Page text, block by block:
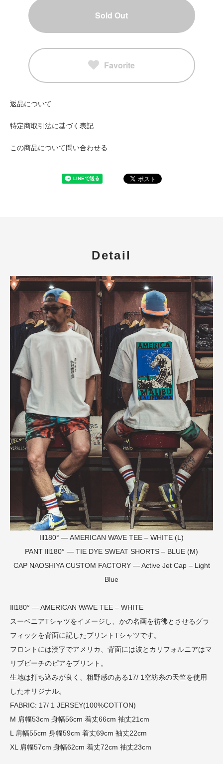
Sold Out
Favorite
返品について
特定商取引法に基づく表記
この商品について問い合わせる
Detail
Ill180° — AMERICAN WAVE TEE – WHITE (L)
PANT Ill180° — TIE DYE SWEAT SHORTS – BLUE (M)
CAP NAOSHIYA CUSTOM FACTORY — Active Jet Cap – Light
Blue
Ill180° — AMERICAN WAVE TEE – WHITE
スーベニアTシャツをイメージし、かの名画を彷彿とさせるグラ
フィックを背面に記したプリントTシャツです。
フロントには漢字でアメリカ、背面には波とカリフォルニアはマ
リブビーチのピアをプリント。
生地は打ち込みが良く、粗野感のある17/ 1空紡糸の天竺を使用
したオリジナル。
FABRIC: 17/ 1 JERSEY(100%COTTON)
M 肩幅53cm 身幅56cm 着丈66cm 袖丈21cm
L 肩幅55cm 身幅59cm 着丈69cm 袖丈22cm
XL 肩幅57cm 身幅62cm 着丈72cm 袖丈23cm